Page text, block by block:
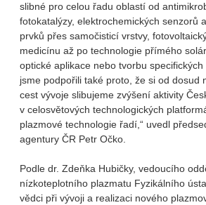
slibné pro celou řadu oblastí od
fotokatalýzy, elektrochemických senzorů
prvků přes samočisticí vrstvy,
medicínu až po technologie přímého
optické aplikace nebo tvorbu specifických
jsme podpořili také proto, že si od dosud
cest vývoje slibujeme zvýšení aktivity
v celosvětových technologických
plazmové technologie řadí,“ uvedl
agentury ČR Petr Očko.
Podle dr. Zdeňka Hubičky, vedoucího
nízkoteplotního plazmatu Fyzikálního
vědci při vývoji a realizaci nového